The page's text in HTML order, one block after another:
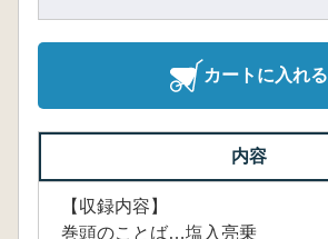
カートに入れる
内容
【収録内容】
巻頭のことば…塩入亮乗